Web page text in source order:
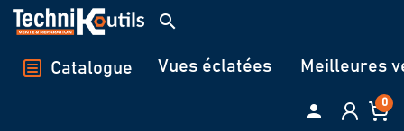
Panneau de gestion des cookies
search
Catalogue Vues éclatées Meilleures
 0